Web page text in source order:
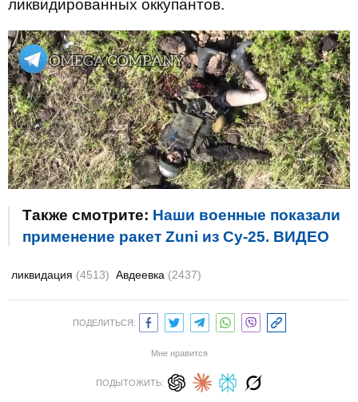
ликвидированных оккупантов.
Также смотрите: Наши военные показали
применение ракет Zuni из Су-25. ВИДЕО
ликвидация (4513) Авдеевка (2437)
ПОДЕЛИТЬСЯ:
Мне нравится
ПОДЫТОЖИТЬ: